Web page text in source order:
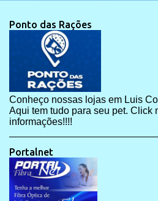
Ponto das Rações
Conheço nossas lojas em Luis
Aqui tem tudo para seu pet. Click
informações!!!!
Portalnet